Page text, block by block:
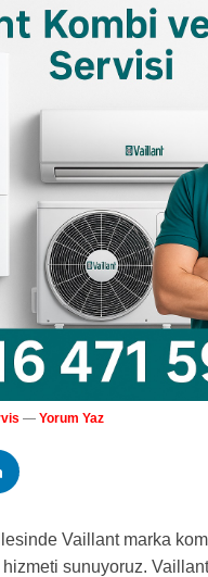
— Yorum Yaz
Vaillant marka
sunuyoruz.